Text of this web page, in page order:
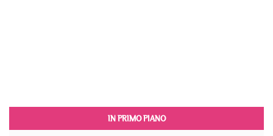
IN PRIMO PIANO